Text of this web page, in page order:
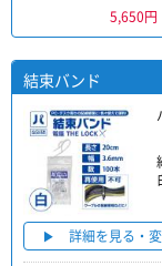
5,650円
結束バンド
詳細を見る・